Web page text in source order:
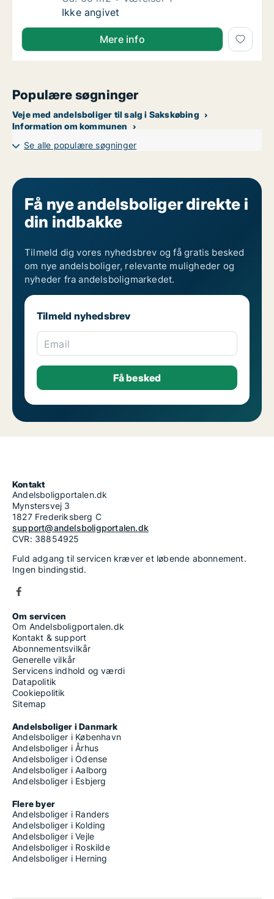
Ca. 65 m2 andelsbolig til salg i 4990
Ikke angivet
Mere info
Populære søgninger
Veje med andelsboliger til salg i Sakskøbing
Information om kommunen
Se alle populære søgninger
Få nye andelsboliger direkte i
din indbakke
Tilmeld dig vores nyhedsbrev og få gratis besked
om nye andelsboliger, relevante muligheder og
nyheder fra andelsboligmarkedet.
Tilmeld nyhedsbrev
Email
Kontakt
Andelsboligportalen.dk
Mynstersvej 3
1827 Frederiksberg C
support@andelsboligportalen.dk
CVR: 38854925
Fuld adgang til servicen kræver et løbende abonnement.
Ingen bindingstid.
Om servicen
Om Andelsboligportalen.dk
Kontakt & support
Abonnementsvilkår
Generelle vilkår
Servicens indhold og værdi
Datapolitik
Cookiepolitik
Sitemap
Andelsboliger i Danmark
Andelsboliger i København
Andelsboliger i Århus
Andelsboliger i Odense
Andelsboliger i Aalborg
Andelsboliger i Esbjerg
Flere byer
Andelsboliger i Randers
Andelsboliger i Kolding
Andelsboliger i Vejle
Andelsboliger i Roskilde
Andelsboliger i Herning